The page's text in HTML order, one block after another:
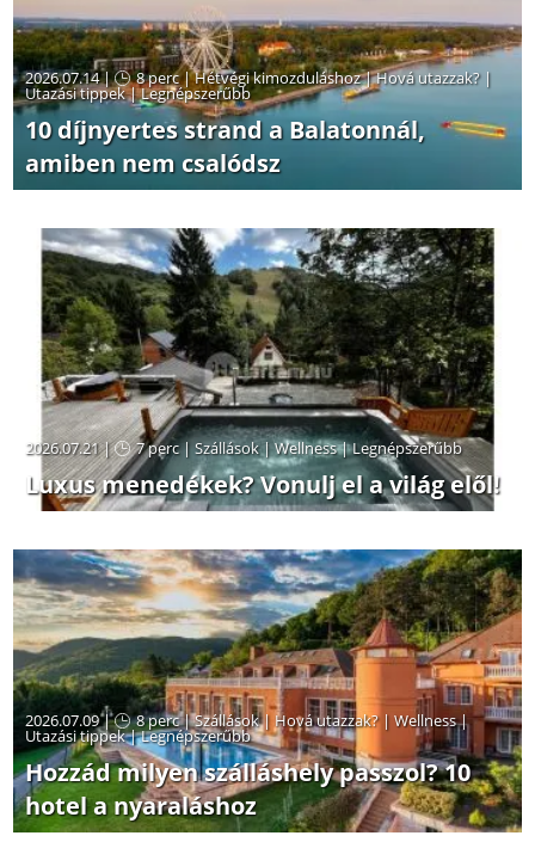
2026.07.14 | 8 perc|Hétvégi kimozduláshoz|Hová utazzak? |
Utazási tippek|Legnépszerűbb
10 díjnyertes strand a Balatonnál,
amiben nem csalódsz
2026.07.21 | 7 perc|Szállások|Wellness|Legnépszerűbb
Luxus menedékek? Vonulj el a világ elől!
2026.07.09 | 8 perc|Szállások| Hová utazzak? |Wellness|
Utazási tippek|Legnépszerűbb
Hozzád milyen szálláshely passzol? 10
hotel a nyaraláshoz